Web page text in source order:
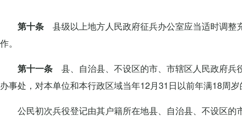
第十条 县级以上地方人民政府征兵办公室应当适时调整
作。
第十一条 县、自治县、不设区的市、市辖区人民政府兵
办事处，对本单位和本行政区域当年12月31日以前年满18周
公民初次兵役登记由其户籍所在地县、自治县、不设区